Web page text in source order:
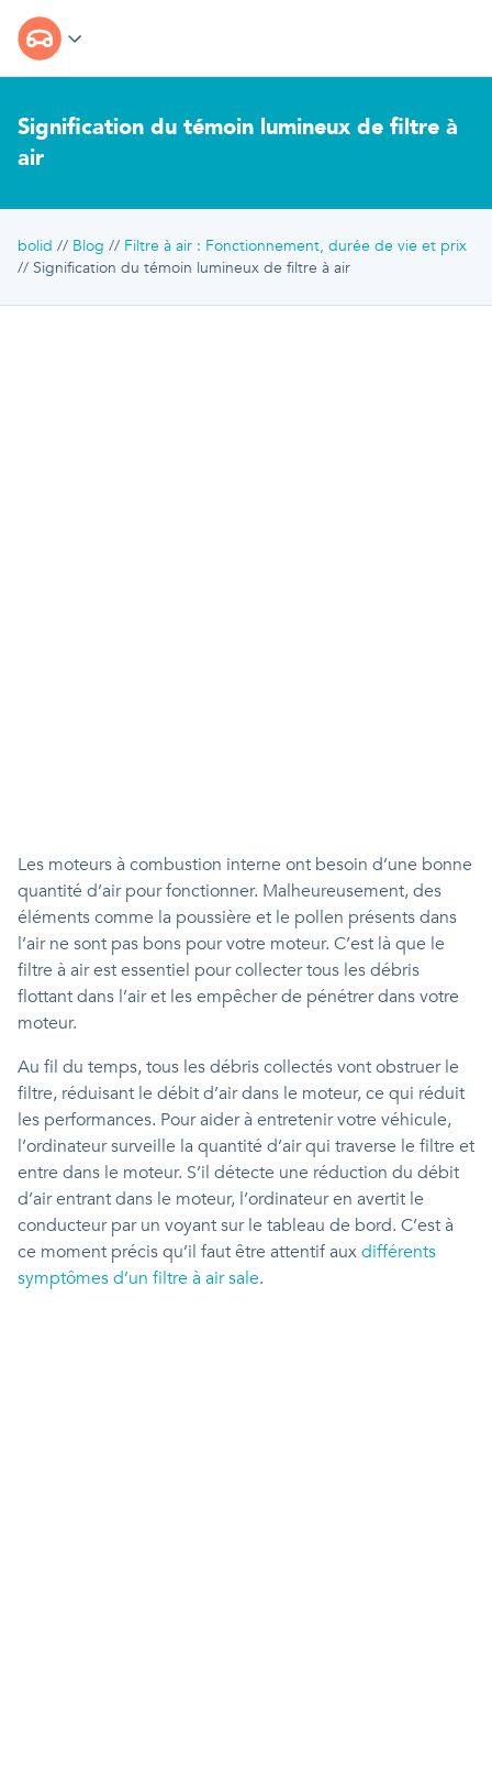
Signification du témoin lumineux de filtre à
air
bolid Blog
Filtre à air : Fonctionnement, durée de vie et prix
Signification du témoin lumineux de filtre à air
Les moteurs à combustion interne ont besoin d’une bonne
quantité d’air pour fonctionner. Malheureusement, des
éléments comme la poussière et le pollen présents dans
l’air ne sont pas bons pour votre moteur. C’est là que le
filtre à air est essentiel pour collecter tous les débris
flottant dans l’air et les empêcher de pénétrer dans votre
moteur.
Au fil du temps, tous les débris collectés vont obstruer le
filtre, réduisant le débit d’air dans le moteur, ce qui réduit
les performances. Pour aider à entretenir votre véhicule,
l’ordinateur surveille la quantité d’air qui traverse le filtre et
entre dans le moteur. S’il détecte une réduction du débit
d’air entrant dans le moteur, l’ordinateur en avertit le
conducteur par un voyant sur le tableau de bord. C’est à
ce moment précis qu’il faut être attentif auxdifférents
symptômes d’un filtre à air sale.